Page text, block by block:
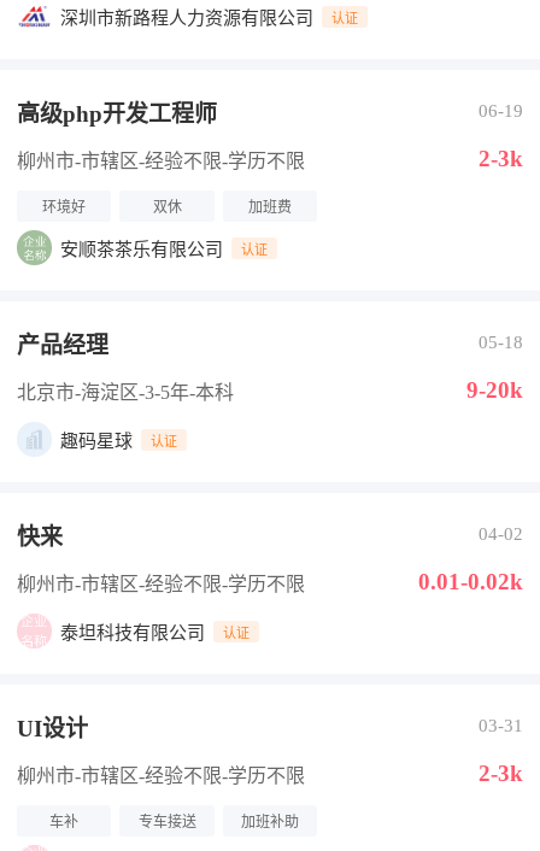
深圳市新路程人力资源有限公司 认证
高级php开发工程师 06-19
柳州市-市辖区-经验不限-学历不限 2-3k
环境好 双休 加班费
安顺茶茶乐有限公司 认证
产品经理 05-18
北京市-海淀区-3-5年-本科 9-20k
趣码星球 认证
快来 04-02
柳州市-市辖区-经验不限-学历不限 0.01-0.02k
泰坦科技有限公司 认证
UI设计 03-31
柳州市-市辖区-经验不限-学历不限 2-3k
车补 专车接送 加班补助